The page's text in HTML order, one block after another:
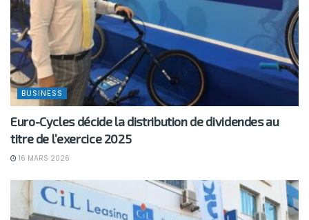
BUSINESS
Euro-Cycles décide la distribution de dividendes au
titre de l’exercice 2025
16 MARS 2026